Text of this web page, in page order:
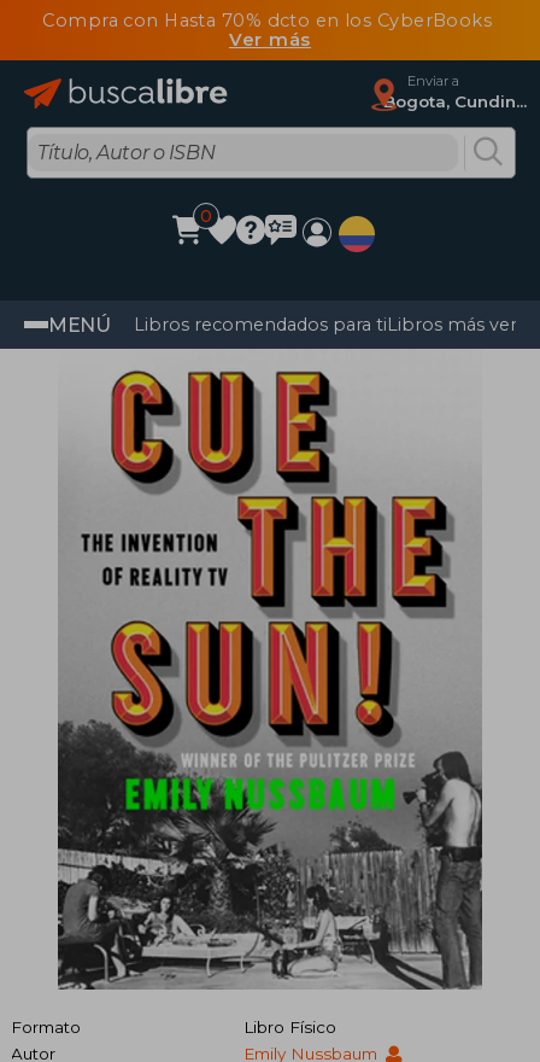
Compra con Hasta 70% dcto en los CyberBooks
Ver más
Enviar a
Bogota, Cundinamarca
0
MENÚ Libros recomendados para tiLibros más
Formato
Libro Físico
Autor
Emily Nussbaum